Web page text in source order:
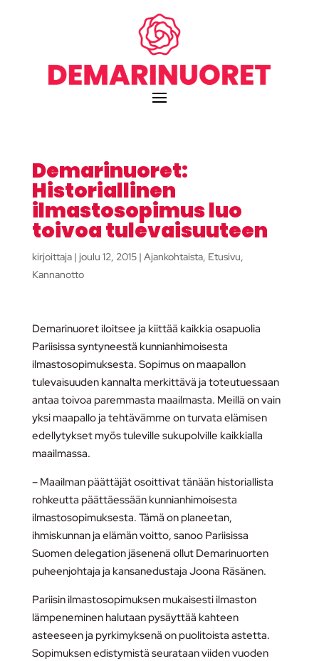
Demarinuoret:
Historiallinen
ilmastosopimus luo
toivoa tulevaisuuteen
kirjoittaja | joulu 12, 2015| Ajankohtaista, Etusivu,
Kannanotto
Demarinuoret iloitsee ja kiittää kaikkia osapuolia
Pariisissa syntyneestä kunnianhimoisesta
ilmastosopimuksesta. Sopimus on maapallon
tulevaisuuden kannalta merkittävä ja toteutuessaan
antaa toivoa paremmasta maailmasta. Meillä on vain
yksi maapallo ja tehtävämme on turvata elämisen
edellytykset myös tuleville sukupolville kaikkialla
maailmassa.
– Maailman päättäjät osoittivat tänään historiallista
rohkeutta päättäessään kunnianhimoisesta
ilmastosopimuksesta. Tämä on planeetan,
ihmiskunnan ja elämän voitto, sanoo Pariisissa
Suomen delegation jäsenenä ollut Demarinuorten
puheenjohtaja ja kansanedustaja Joona Räsänen.
Pariisin ilmastosopimuksen mukaisesti ilmaston
lämpeneminen halutaan pysäyttää kahteen
asteeseen ja pyrkimyksenä on puolitoista astetta.
Sopimuksen edistymistä seurataan viiden vuoden